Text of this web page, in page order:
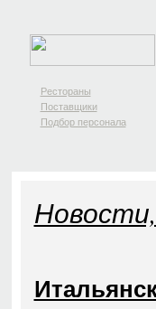
Рестораны
Поставщики
Подбор персонала